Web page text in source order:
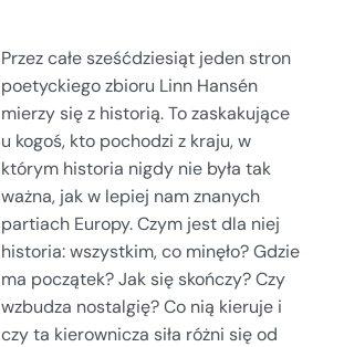
Przez całe sześćdziesiąt jeden stron
poetyckiego zbioru Linn Hansén
mierzy się z historią. To zaskakujące
u kogoś, kto pochodzi z kraju, w
którym historia nigdy nie była tak
ważna, jak w lepiej nam znanych
partiach Europy. Czym jest dla niej
historia: wszystkim, co minęło? Gdzie
ma początek? Jak się skończy? Czy
wzbudza nostalgię? Co nią kieruje i
czy ta kierownicza siła różni się od